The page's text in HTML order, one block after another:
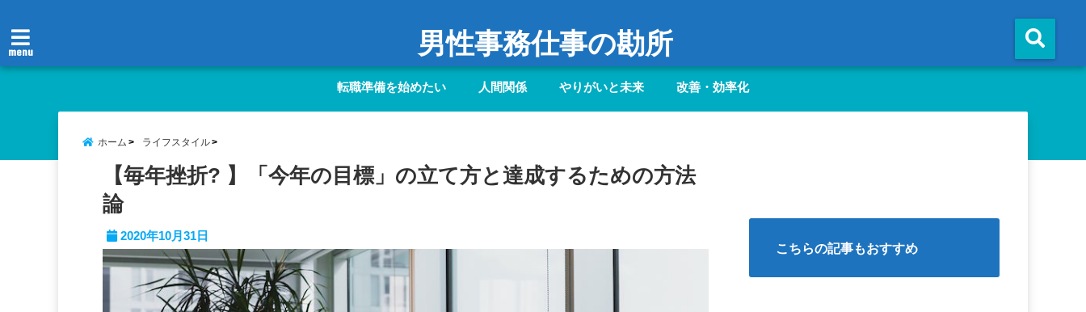
menu 男性事務仕事の勘所
転職準備を始めたい 人間関係 やりがいと未来 改善・効率化
ホーム ライフスタイル
【毎年挫折? 】「今年の目標」の立て方と達成するための方法
論
2020年10月31日
こちらの記事もおすすめ